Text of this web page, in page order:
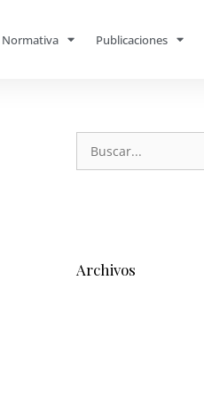
Normativa Publicaciones
Archivos